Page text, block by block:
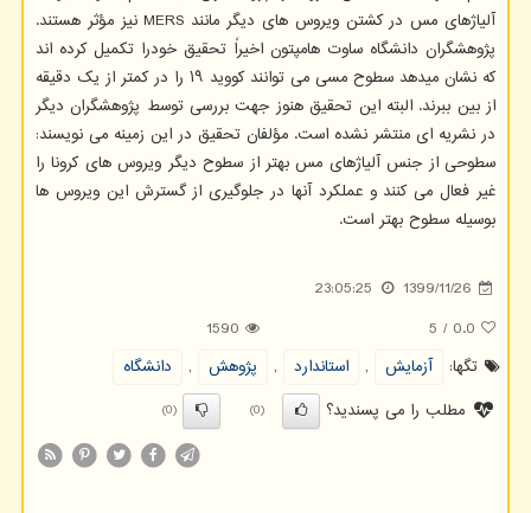
آلیاژهای مس در کشتن ویروس های دیگر مانند MERS نیز مؤثر هستند.
پژوهشگران دانشگاه ساوت هامپتون اخیراً تحقیق خودرا تکمیل کرده اند
که نشان میدهد سطوح مسی می توانند کووید ۱۹ را در کمتر از یک دقیقه
از بین ببرند. البته این تحقیق هنوز جهت بررسی توسط پژوهشگران دیگر
در نشریه ای منتشر نشده است. مؤلفان تحقیق در این زمینه می نویسند:
سطوحی از جنس آلیاژهای مس بهتر از سطوح دیگر ویروس های کرونا را
غیر فعال می کنند و عملکرد آنها در جلوگیری از گسترش این ویروس ها
بوسیله سطوح بهتر است.
1399/11/26
23:05:25
0.0
/
5
1590
تگها:
آزمایش , استاندارد , پژوهش ,
دانشگاه
مطلب را می پسندید؟
(0)
(0)